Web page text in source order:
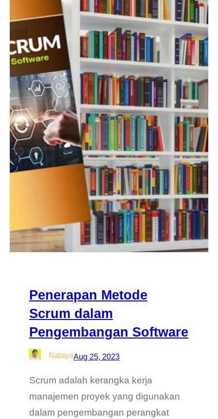
Penerapan Metode
Scrum dalam
Pengembangan Software
NatayaAug 25, 2023
Scrum adalah kerangka kerja
manajemen proyek yang digunakan
dalam pengembangan perangkat